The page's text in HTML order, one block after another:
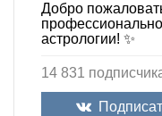
Добро
астрологии! ✨
14 831